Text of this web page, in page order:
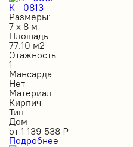
К - 0813
Размеры:
7 х 8 м
Площадь:
77.10 м2
Этажность:
1
Мансарда:
Нет
Материал:
Кирпич
Тип:
Дом
от 1 139 538 ₽
Подробнее